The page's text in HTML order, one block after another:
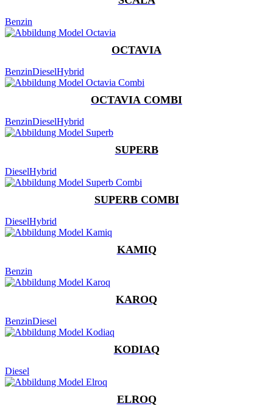
Benzin
OCTAVIA
BenzinDieselHybrid
OCTAVIA COMBI
BenzinDieselHybrid
SUPERB
DieselHybrid
SUPERB COMBI
DieselHybrid
KAMIQ
Benzin
KAROQ
BenzinDiesel
KODIAQ
Diesel
ELROQ